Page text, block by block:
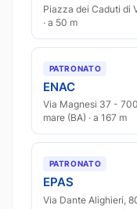
Piazza dei Caduti di
· a 50 m
PATRONATO
ENAC
Via Magnesi 37 -
mare (BA) · a 167 m
PATRONATO
EPAS
Via Dante Alighieri,